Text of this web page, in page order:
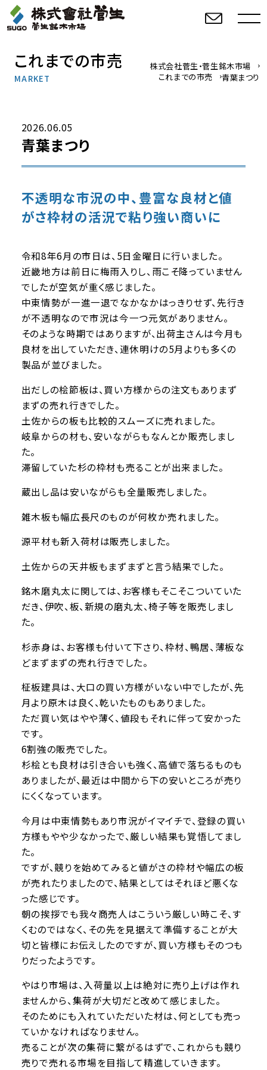
これまでの市売
MARKET
株式会社菅生・菅生銘木市場
これまでの市売
青葉まつり
2026.06.05
青葉まつり
不透明な市況の中、豊富な良材と値
がさ枠材の活況で粘り強い商いに
令和8年6月の市日は、5日金曜日に行いました。
近畿地方は前日に梅雨入りし、雨こそ降っていません
でしたが空気が重く感じました。
中東情勢が一進一退でなかなかはっきりせず、先行き
が不透明なので市況は今一つ元気がありません。
そのような時期ではありますが、出荷主さんは今月も
良材を出していただき、連休明けの5月よりも多くの
製品が並びました。
出だしの桧節板は、買い方様からの注文もありまず
まずの売れ行きでした。
土佐からの板も比較的スムーズに売れました。
岐阜からの材も、安いながらもなんとか販売しまし
た。
滞留していた杉の枠材も売ることが出来ました。
蔵出し品は安いながらも全量販売しました。
雑木板も幅広長尺のものが何枚か売れました。
源平材も新入荷材は販売しました。
土佐からの天井板もまずまずと言う結果でした。
銘木磨丸太に関しては、お客様もそこそこついていた
だき、伊吹、板、新規の磨丸太、椅子等を販売しまし
た。
杉赤身は、お客様も付いて下さり、枠材、鴨居、薄板な
どまずまずの売れ行きでした。
柾板建具は、大口の買い方様がいない中でしたが、先
月より原木は良く、乾いたものもありました。
ただ買い気はやや薄く、値段もそれに伴って安かった
です。
6割強の販売でした。
杉桧とも良材は引き合いも強く、高値で落ちるものも
ありましたが、最近は中間から下の安いところが売り
にくくなっています。
今月は中東情勢もあり市況がイマイチで、登録の買い
方様もやや少なかったで、厳しい結果も覚悟してまし
た。
ですが、競りを始めてみると値がさの枠材や幅広の板
が売れたりましたので、結果としてはそれほど悪くな
った感じです。
朝の挨拶でも我々商売人はこういう厳しい時こそ、す
くむのではなく、その先を見据えて準備することが大
切と皆様にお伝えしたのですが、買い方様もそのつも
りだったようです。
やはり市場は、入荷量以上は絶対に売り上げは作れ
ませんから、集荷が大切だと改めて感じました。
そのためにも入れていただいた材は、何としても売っ
ていかなければなりません。
売ることが次の集荷に繋がるはずで、これからも競り
売りで売れる市場を目指して精進していきます。